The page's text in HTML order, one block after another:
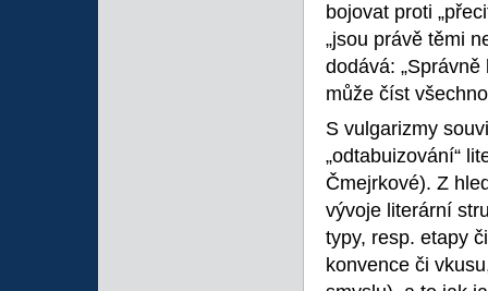
bojovat proti
„jsou právě těmi
dodává:
může číst
S vulgarizmy
„odtabuizování“
Čmejrkové). Z
vývoje literární
typy, resp. etapy
konvence či